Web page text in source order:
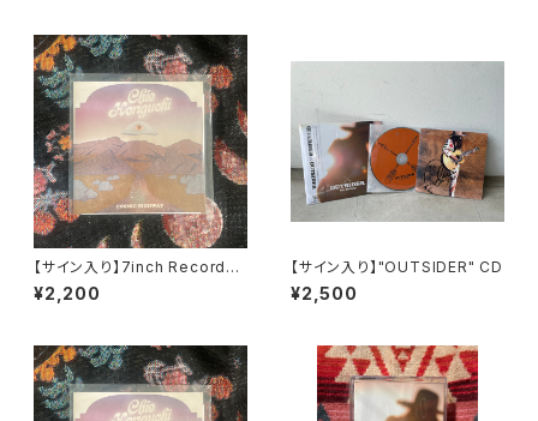
【サイン入り】7inch Record
“Cosmic Highway"
¥2,200
【サイン入り】"OUTSIDER" CD
¥2,500